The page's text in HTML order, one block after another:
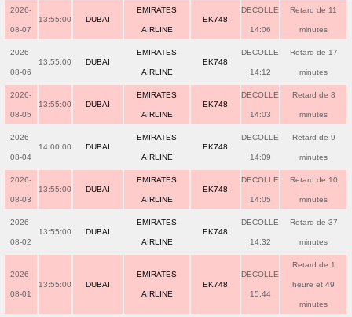
2026-
08-07
13:55:00 DUBAI
EMIRATES
AIRLINE
EK748
DECOLLE
14:06
Retard de 11
minutes
2026-
08-06
13:55:00 DUBAI
EMIRATES
AIRLINE
EK748
DECOLLE
14:12
Retard de 17
minutes
2026-
08-05
13:55:00 DUBAI
EMIRATES
AIRLINE
EK748
DECOLLE
14:03
Retard de 8
minutes
2026-
08-04
14:00:00 DUBAI
EMIRATES
AIRLINE
EK748
DECOLLE
14:09
Retard de 9
minutes
2026-
08-03
13:55:00 DUBAI
EMIRATES
AIRLINE
EK748
DECOLLE
14:05
Retard de 10
minutes
2026-
08-02
13:55:00 DUBAI
EMIRATES
AIRLINE
EK748
DECOLLE
14:32
Retard de 37
minutes
2026-
08-01
13:55:00 DUBAI
EMIRATES
AIRLINE
EK748
DECOLLE
15:44
Retard de 1
heure et 49
minutes